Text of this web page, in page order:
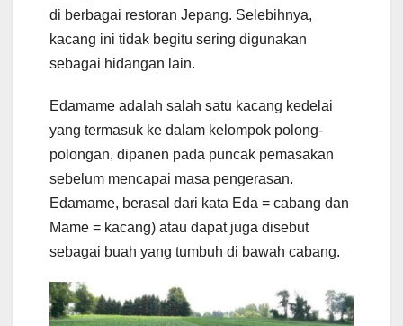
di berbagai restoran Jepang. Selebihnya,
kacang ini tidak begitu sering digunakan
sebagai hidangan lain.
Edamame adalah salah satu kacang kedelai
yang termasuk ke dalam kelompok polong-
polongan, dipanen pada puncak pemasakan
sebelum mencapai masa pengerasan.
Edamame, berasal dari kata Eda = cabang dan
Mame = kacang) atau dapat juga disebut
sebagai buah yang tumbuh di bawah cabang.